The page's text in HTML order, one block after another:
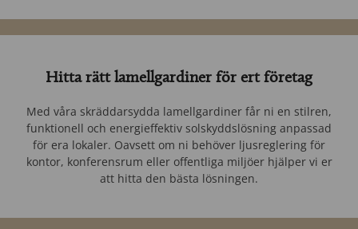
Hitta rätt lamellgardiner för ert företag
Med våra skräddarsydda lamellgardiner får ni en stilren,
funktionell och energieffektiv solskyddslösning anpassad
för era lokaler. Oavsett om ni behöver ljusreglering för
kontor, konferensrum eller offentliga miljöer hjälper vi er
att hitta den bästa lösningen.